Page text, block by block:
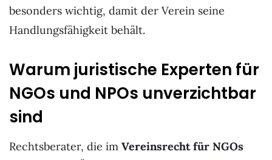
besonders wichtig, damit der Verein seine
Handlungsfähigkeit behält.
Warum juristische Experten für
NGOs und NPOs unverzichtbar
sind
Rechtsberater, die im Vereinsrecht für NGOs